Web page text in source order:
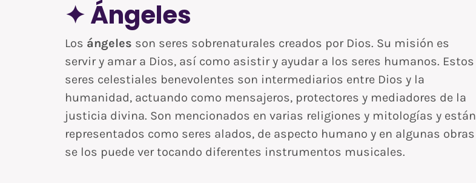
✦ Ángeles
Los ángeles son seres sobrenaturales creados por Dios. Su misión es
servir y amar a Dios, así como asistir y ayudar a los seres humanos. Estos
seres celestiales benevolentes son intermediarios entre Dios y la
humanidad, actuando como mensajeros, protectores y mediadores de la
justicia divina. Son mencionados en varias religiones y mitologías y están
representados como seres alados, de aspecto humano y en algunas obras
se los puede ver tocando diferentes instrumentos musicales.